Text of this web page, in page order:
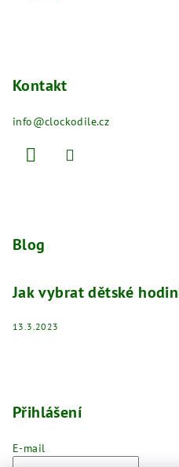
Kontakt
info@clockodile.cz
Blog
Jak vybrat dětské
13.3.2023
Přihlášení
E-mail